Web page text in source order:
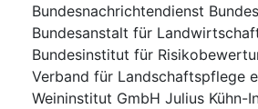
Bundesnachrichtendienst
Bundesanstalt für
Bundesinstitut für
Verband für Landschaftspflege
Weininstitut GmbH Julius Kühn-